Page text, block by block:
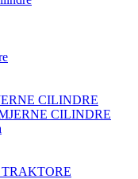
CILINDRE
CILINDRE